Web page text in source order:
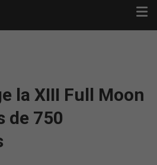
la XIII Full Moon
de 750